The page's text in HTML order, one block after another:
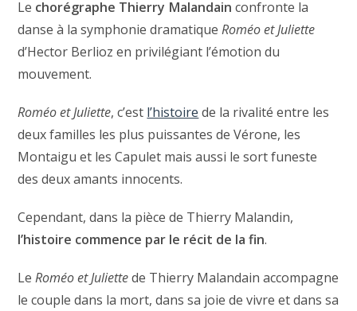
Le chorégraphe Thierry Malandain confronte la
danse à la symphonie dramatiqueRoméo et Juliette
d’Hector Berlioz en privilégiant l’émotion du
mouvement.
Roméo et Juliette, c’est l’histoire de la rivalité entre les
deux familles les plus puissantes de Vérone, les
Montaigu et les Capulet mais aussi le sort funeste
des deux amants innocents.
Cependant, dans la pièce de Thierry Malandin,
l’histoire commence par le récit de la fin.
LeRoméo et Juliettede Thierry Malandain accompagne
le couple dans la mort, dans sa joie de vivre et dans sa